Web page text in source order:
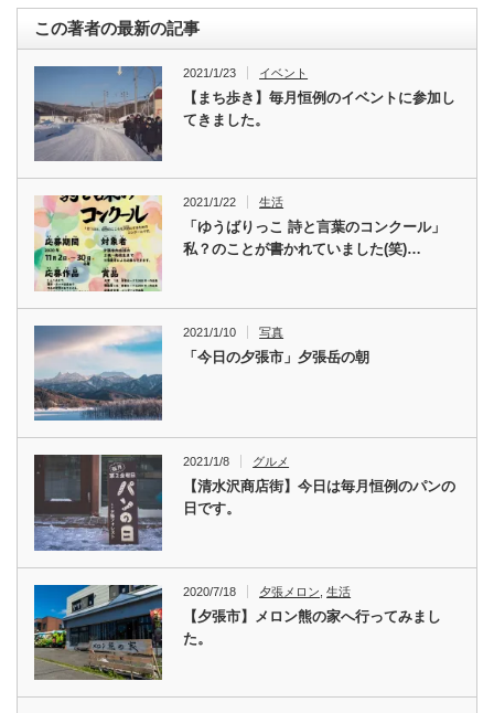
この著者の最新の記事
2021/1/23 イベント
【まち歩き】毎月恒例のイベントに参加し
てきました。
2021/1/22 生活
「ゆうばりっこ 詩と言葉のコンクール」
私？のことが書かれていました(笑)…
2021/1/10 写真
「今日の夕張市」夕張岳の朝
2021/1/8 グルメ
【清水沢商店街】今日は毎月恒例のパンの
日です。
2020/7/18 夕張メロン ,生活
【夕張市】メロン熊の家へ行ってみまし
た。